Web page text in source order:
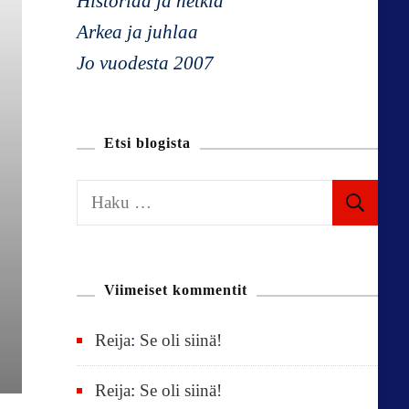
Arkea ja juhlaa
Jo vuodesta 2007
Etsi blogista
a
Viimeiset kommentit
Reija: Se oli siinä!
Reija: Se oli siinä!